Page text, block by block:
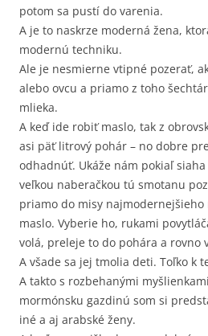
potom sa pustí do varenia.
A je to naskrze moderná žena,
modernú techniku.
Ale je nesmierne vtipné pozerať,
alebo ovcu a priamo z toho
mlieka.
A keď ide robiť maslo, tak z
asi päť litrový pohár – no dobre
odhadnúť. Ukáže nám pokiaľ
veľkou naberačkou tú smotanu
priamo do misy najmodernejšieho
maslo. Vyberie ho, rukami
volá, preleje to do pohára a rovno
A všade sa jej tmolia deti. Toľko k
A takto s rozbehanými
mormónsku gazdinú som si
iné a aj arabské ženy.